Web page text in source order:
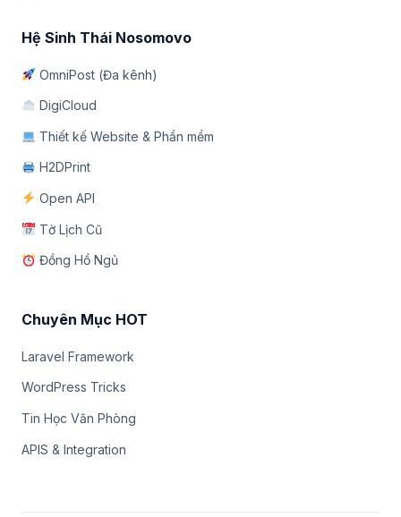
Hệ Sinh Thái Nosomovo
OmniPost (Đa kênh)
DigiCloud
Thiết kế Website & Phần mềm
H2DPrint
Open API
Tờ Lịch Cũ
Đồng Hồ Ngủ
Chuyên Mục HOT
Laravel Framework
WordPress Tricks
Tin Học Văn Phòng
APIS & Integration